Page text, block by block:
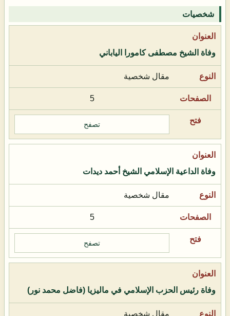
شخصيات
وفاة الشيخ مصطفى كامورا الياباني
مقال شخصية
5
تصفح
وفاة الداعية الإسلامي الشيخ أحمد ديدات
مقال شخصية
5
تصفح
وفاة رئيس الحزب الإسلامي في ماليزيا (فاضل محمد نور)
مقال شخصية